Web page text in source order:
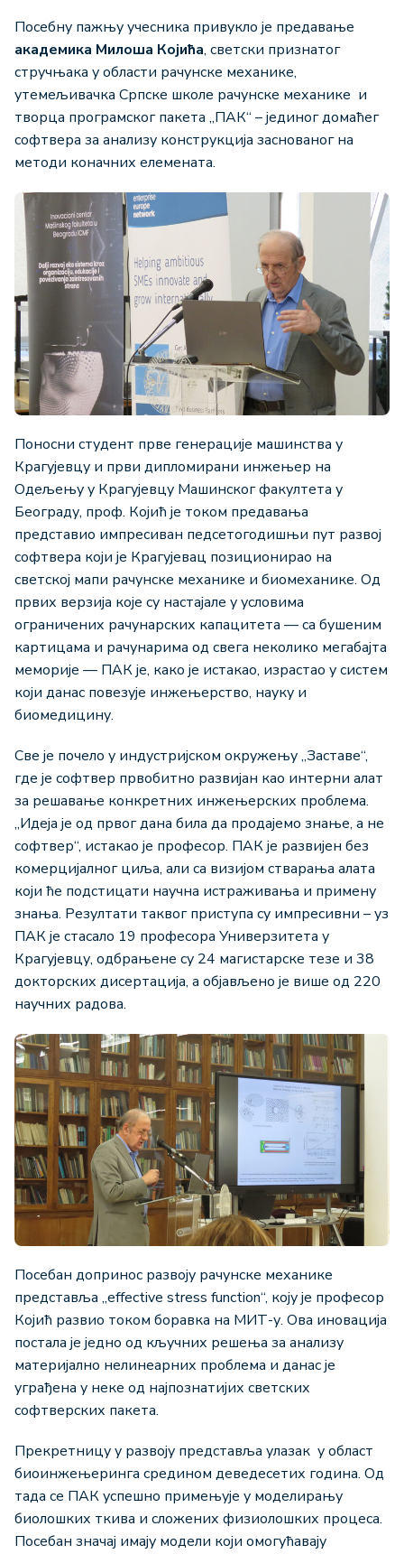
Посебну пажњу учесника привукло је предавање
академика Милоша Којића, светски признатог
стручњака у области рачунске механике,
утемељивачка Српске школе рачунске механике и
творца програмског пакета „ПАК“ – јединог домаћег
софтвера за анализу конструкција заснованог на
методи коначних елемената.
Поносни студент прве генерације машинства у
Крагујевцу и први дипломирани инжењер на
Одељењу у Крагујевцу Машинског факултета у
Београду, проф. Којић је током предавања
представио импресиван педсетогодишњи пут развој
софтвера који је Крагујевац позиционирао на
светској мапи рачунске механике и биомеханике. Од
првих верзија које су настајале у условима
ограничених рачунарских капацитета — са бушеним
картицама и рачунарима од свега неколико мегабајта
меморије — ПАК је, како је истакао, израстао у систем
који данас повезује инжењерство, науку и
биомедицину.
Све је почело у индустријском окружењу „Заставе“,
где је софтвер првобитно развијан као интерни алат
за решавање конкретних инжењерских проблема.
„Идеја је од првог дана била да продајемо знање, а не
софтвер“, истакао је професор. ПАК је развијен без
комерцијалног циља, али са визијом стварања алата
који ће подстицати научна истраживања и примену
знања. Резултати таквог приступа су импресивни – уз
ПАК је стасало 19 професора Универзитета у
Крагујевцу, одбрањене су 24 магистарске тезе и 38
докторских дисертација, а објављено је више од 220
научних радова.
Посебан допринос развоју рачунске механике
представља „effective stress function“, коју је професор
Којић развио током боравка на МИТ-у. Ова иновација
постала је једно од кључних решења за анализу
материјално нелинеарних проблема и данас је
уграђена у неке од најпознатијих светских
софтверских пакета.
Прекретницу у развоју представља улазак у област
биоинжењеринга средином деведесетих година. Од
тада се ПАК успешно примењује у моделирању
биолошких ткива и сложених физиолошких процеса.
Посебан значај имају модели који омогућавају